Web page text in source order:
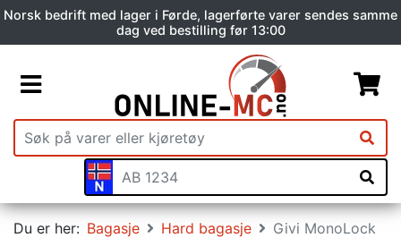
Norsk bedrift med lager i Førde, lagerførte varer sendes samme
dag ved bestilling før 13:00
Du er her: Bagasje Hard bagasje Givi MonoLock